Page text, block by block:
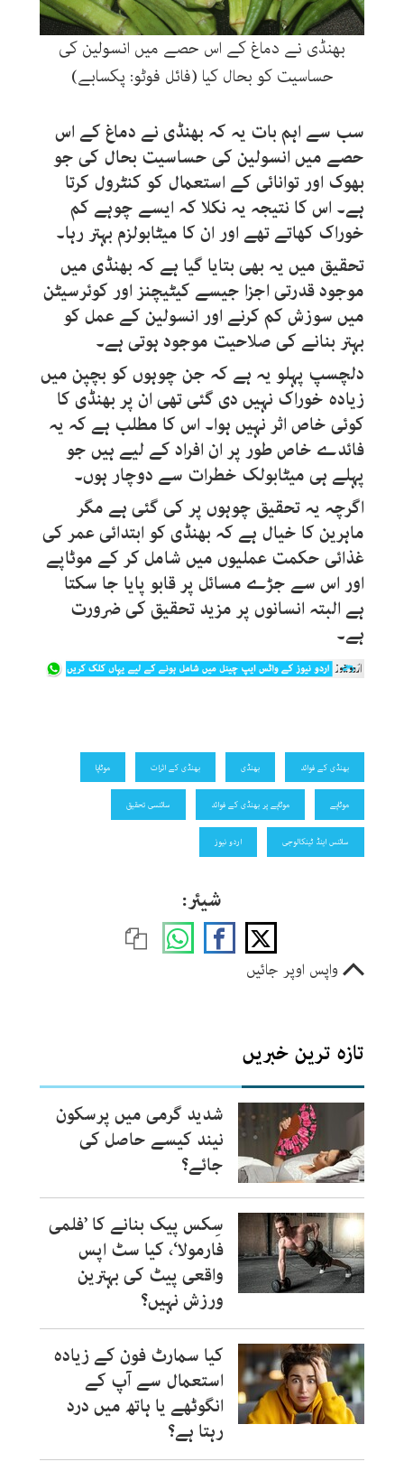
بھنڈی نے دماغ کے اس حصے میں انسولین کی
حساسیت کو بحال کیا (فائل فوٹو: پکسابے)
سب سے اہم بات یہ کہ بھنڈی نے دماغ کے اس
حصے میں انسولین کی حساسیت بحال کی جو
بھوک اور توانائی کے استعمال کو کنٹرول کرتا
ہے۔ اس کا نتیجہ یہ نکلا کہ ایسے چوہے کم
خوراک کھاتے تھے اور ان کا میٹابولزم بہتر رہا۔
تحقیق میں یہ بھی بتایا گیا ہے کہ بھنڈی میں
موجود قدرتی اجزا جیسے کیٹیچنز اور کوئرسیٹن
میں سوزش کم کرنے اور انسولین کے عمل کو
بہتر بنانے کی صلاحیت موجود ہوتی ہے۔
دلچسپ پہلو یہ ہے کہ جن چوہوں کو بچپن میں
زیادہ خوراک نہیں دی گئی تھی ان پر بھنڈی کا
کوئی خاص اثر نہیں ہوا۔ اس کا مطلب ہے کہ یہ
فائدے خاص طور پر ان افراد کے لیے ہیں جو
پہلے ہی میٹابولک خطرات سے دوچار ہوں۔
اگرچہ یہ تحقیق چوہوں پر کی گئی ہے مگر
ماہرین کا خیال ہے کہ بھنڈی کو ابتدائی عمر کی
غذائی حکمت عملیوں میں شامل کر کے موٹاپے
اور اس سے جڑے مسائل پر قابو پایا جا سکتا
ہے البتہ انسانوں پر مزید تحقیق کی ضرورت
ہے۔
بھنڈی کے فوائد بھنڈی بھنڈی کے اثرات موٹاپا
موٹاپے موٹاپے پر بھنڈی کے فوائد سائنسی تحقیق
سائنس اینڈ ٹینکالوجی اردو نیوز
شیئر:
واپس اوپر جائیں
تازہ ترین خبریں
شدید گرمی میں پرسکون
نیند کیسے حاصل کی
جائے؟
سِکس پیک بنانے کا ’فلمی
فارمولا‘، کیا سٹ اپس
واقعی پیٹ کی بہترین
ورزش نہیں؟
کیا سمارٹ فون کے زیادہ
استعمال سے آپ کے
انگوٹھے یا ہاتھ میں درد
رہتا ہے؟